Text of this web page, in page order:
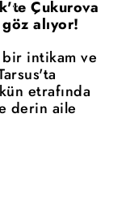
Çukurova
alıyor!
intikam ve
etrafında
derin aile